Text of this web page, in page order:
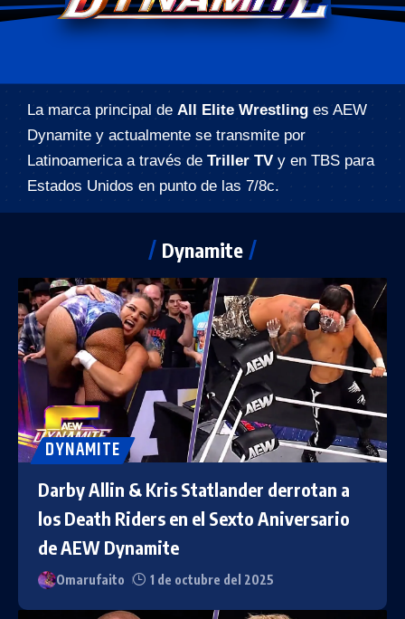
La marca principal de All Elite Wrestling es AEW
Dynamite y actualmente se transmite por
Latinoamerica a través de Triller TV y en TBS para
Estados Unidos en punto de las 7/8c.
Dynamite
DYNAMITE
Darby Allin & Kris Statlander derrotan a
los Death Riders en el Sexto Aniversario
de AEW Dynamite
Omarufaito 1 de octubre del 2025